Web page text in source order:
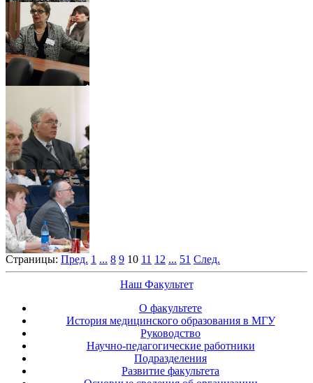
Страницы: Пред. 1 ... 8 9 10 11 12 ... 51 След.
Наш Факультет
О факультете
История медицинского образования в МГУ
Руководство
Научно-педагогические работники
Подразделения
Развитие факультета